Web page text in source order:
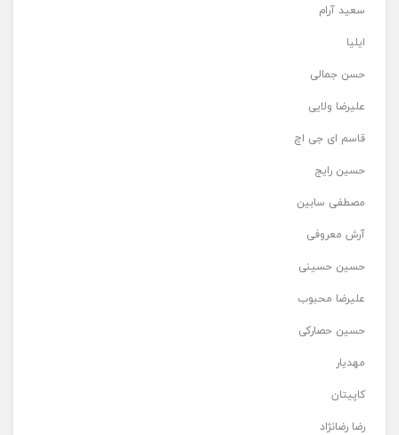
سعید آرام
ایلیا
حسن جمالی
علیرضا ولایی
قاسم ای جی اچ
حسین رایج
مصطفی سابین
آرش معروفی
حسین حسینی
علیرضا محبوب
حسین حصارکی
مهدیار
کاپیتان
رضا رضانژاد